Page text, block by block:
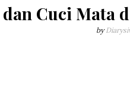
Cuci Mata
by